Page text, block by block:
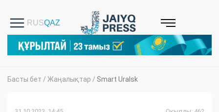
Басты бет / Жаңалықтар / Smart Uralsk